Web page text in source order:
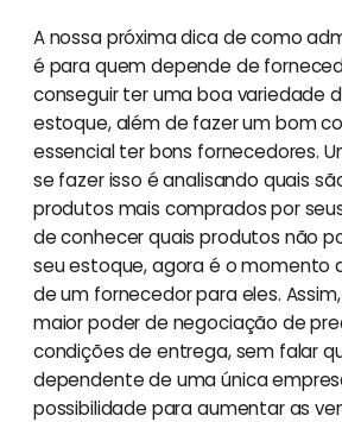
A nossa próxima dica de como
é para quem depende de
conseguir ter uma boa variedade
estoque, além de fazer um bom
essencial ter bons fornecedores.
se fazer isso é analisando quais
produtos mais comprados por
de conhecer quais produtos não
seu estoque, agora é o momento
de um fornecedor para eles.
maior poder de negociação de
condições de entrega, sem falar
dependente de uma única
possibilidade para aumentar as